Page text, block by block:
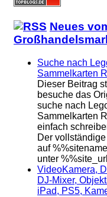
Neues
Suche nach
Sammelkarten
Dieser Beitrag
besuche das
suche nach
Sammelkarten
einfach
Der
auf
unter
VideoKamera,
DJ-Mixer,
iPad, PS5,